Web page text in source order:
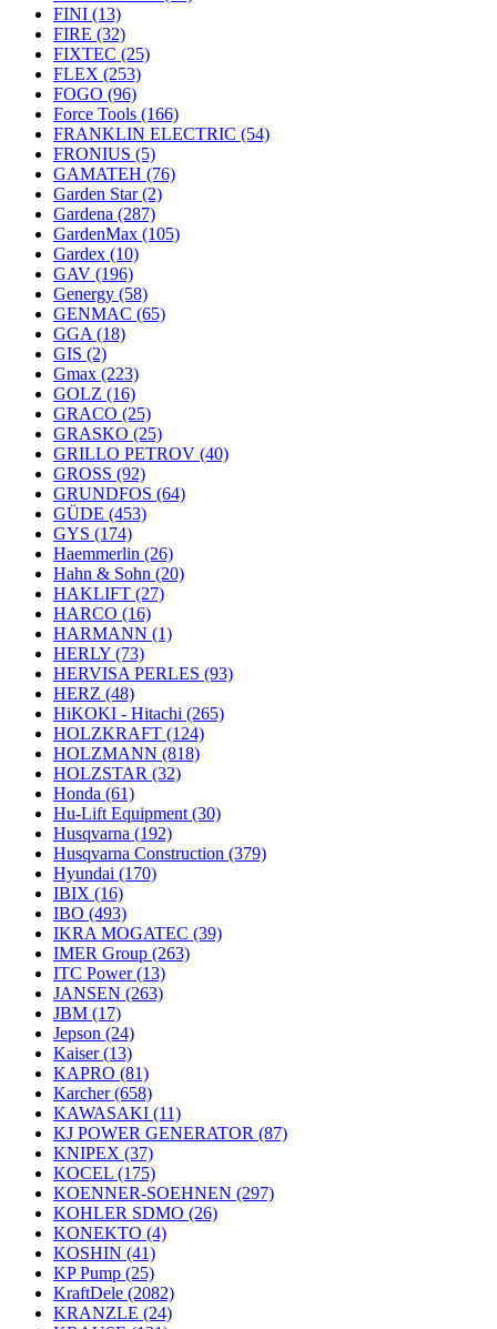
FINI (13)
FIRE (32)
FIXTEC (25)
FLEX (253)
FOGO (96)
Force Tools (166)
FRANKLIN ELECTRIC (54)
FRONIUS (5)
GAMATEH (76)
Garden Star(2)
Gardena (287)
GardenMax (105)
Gardex (10)
GAV (196)
Genergy (58)
GENMAC (65)
GGA (18)
GIS (2)
Gmax (223)
GOLZ (16)
GRACO (25)
GRASKO (25)
GRILLO PETROV (40)
GROSS (92)
GRUNDFOS (64)
GÜDE (453)
GYS (174)
Haemmerlin (26)
Hahn & Sohn (20)
HAKLIFT (27)
HARCO (16)
HARMANN (1)
HERLY (73)
HERVISA PERLES (93)
HERZ (48)
HiKOKI - Hitachi (265)
HOLZKRAFT (124)
HOLZMANN (818)
HOLZSTAR (32)
Honda (61)
Hu-Lift Equipment (30)
Husqvarna (192)
Husqvarna Construction (379)
Hyundai (170)
IBIX (16)
IBO (493)
IKRA MOGATEC (39)
IMER Group (263)
ITC Power(13)
JANSEN (263)
JBM (17)
Jepson (24)
Kaiser(13)
KAPRO (81)
Karcher(658)
KAWASAKI (11)
KJ POWER GENERATOR (87)
KNIPEX (37)
KOCEL (175)
KOENNER-SOEHNEN (297)
KOHLER SDMO (26)
KONEKTO (4)
KOSHIN (41)
KP Pump (25)
KraftDele (2082)
KRANZLE (24)